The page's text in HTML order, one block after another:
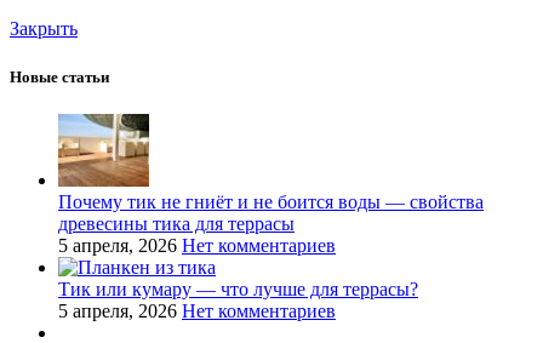
Закрыть
Новые статьи
Почему тик не гниёт и не боится воды — свойства
древесины тика для террасы
5 апреля, 2026 Нет комментариев
Тик или кумару — что лучше для террасы?
5 апреля, 2026 Нет комментариев